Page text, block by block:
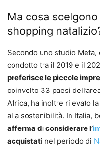
Ma cosa
shopping
Secondo uno studio Meta,
condotto tra il 2019 e il
preferisce le piccole
coinvolto 33 paesi
Africa, ha inoltre rilevato
alla sostenibilità. In Italia,
afferma di considerare l’
acquistati nel periodo di